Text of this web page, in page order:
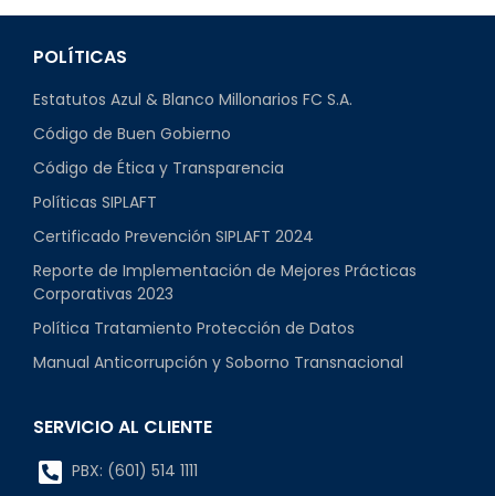
POLÍTICAS
Estatutos Azul & Blanco Millonarios FC S.A.
Código de Buen Gobierno
Código de Ética y Transparencia
Políticas SIPLAFT
Certificado Prevención SIPLAFT 2024
Reporte de Implementación de Mejores Prácticas
Corporativas 2023
Política Tratamiento Protección de Datos
Manual Anticorrupción y Soborno Transnacional
SERVICIO AL CLIENTE
PBX: (601) 514 1111